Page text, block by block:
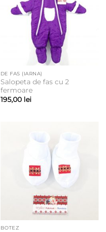
DE FAS (IARNA)
Salopeta de fas cu 2
fermoare
195,00 lei
BOTEZ